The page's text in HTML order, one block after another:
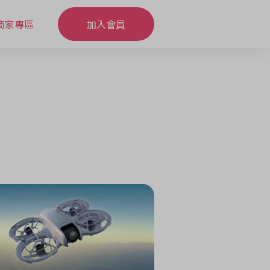
家專區 加入會員